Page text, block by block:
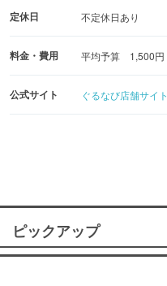
ります。
定休日 不定休日あり
料金・費用 平均予算 1,500円
公式サイト ぐるなび店舗サイト
ピックアップ